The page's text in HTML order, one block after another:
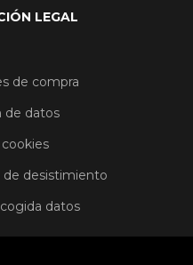
LEGAL
de compra
de datos
de desistimiento
datos